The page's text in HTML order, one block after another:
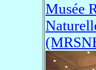
Musée